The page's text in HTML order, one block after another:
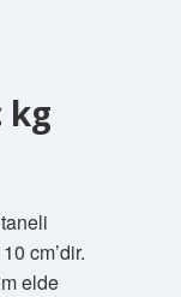
kg
cm’dir.
elde